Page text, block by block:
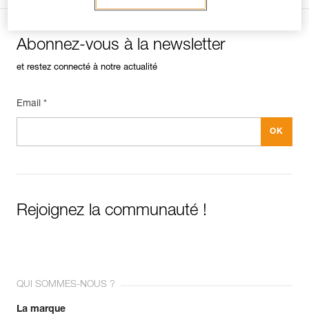
Abonnez-vous à la newsletter
et restez connecté à notre actualité
Email *
Rejoignez la communauté !
QUI SOMMES-NOUS ?
La marque